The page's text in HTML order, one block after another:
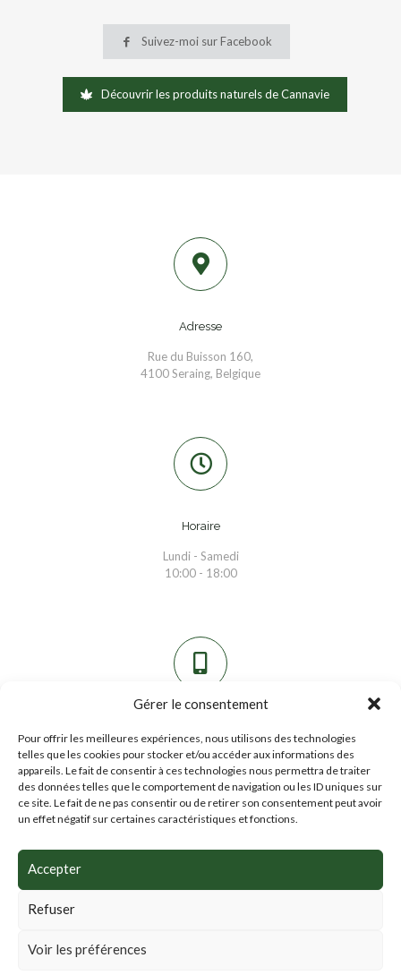
Gérer le consentement
Pour offrir les meilleures expériences, nous utilisons des technologies
telles que les cookies pour stocker et/ou accéder aux informations des
appareils. Le fait de consentir à ces technologies nous permettra de traiter
des données telles que le comportement de navigation ou les ID uniques sur
ce site. Le fait de ne pas consentir ou de retirer son consentement peut avoir
un effet négatif sur certaines caractéristiques et fonctions.
Accepter
Refuser
Voir les préférences
Suivez-moi sur Facebook
Découvrir les produits naturels de Cannavie
Adresse
Rue du Buisson 160,
4100 Seraing, Belgique
Horaire
Lundi - Samedi
10:00 - 18:00
0032 (0) 468 36 73 76
info@nutrition-liege.be
© 2026 Francesca Catania .